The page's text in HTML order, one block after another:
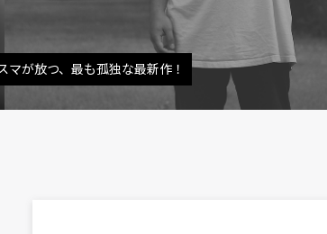
が放つ、最も孤独な最新作！